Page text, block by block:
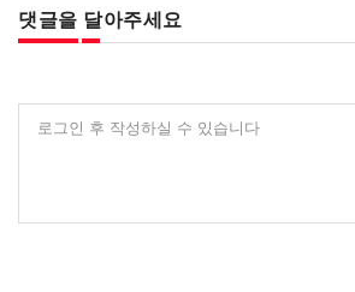
댓글을 달아주세요
로그인 후 작성하실 수 있습니다